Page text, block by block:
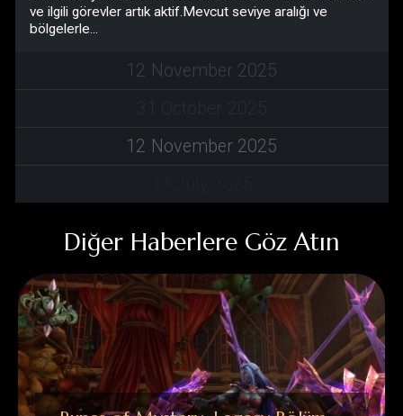
31 October 2025
17 July 2025
Runes of Mystery: Legacy Bölüm
IV
Yeni Bölgeler Yeni Zindanlar Seviye Sınırı Artışı
Seviye sınırı 65’e yükseltildi. Unvan Sistemi Unvan